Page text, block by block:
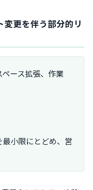
変更を伴う部分的リ
ース拡張、作業
小限にとどめ、営